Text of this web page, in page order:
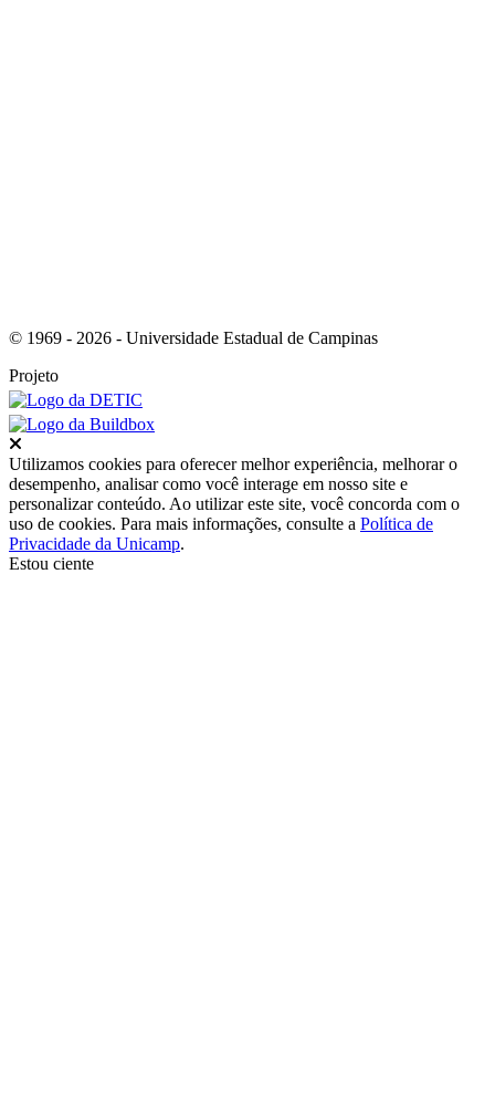
© 1969 - 2026 - Universidade Estadual de Campinas
Projeto
Utilizamos cookies para oferecer melhor experiência, melhorar o
desempenho, analisar como você interage em nosso site e
personalizar conteúdo. Ao utilizar este site, você concorda com o
uso de cookies. Para mais informações, consulte a Política de
Privacidade da Unicamp.
Estou ciente